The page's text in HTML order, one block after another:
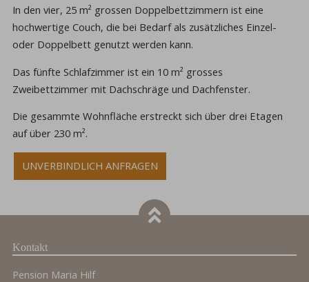
In den vier, 25 m² grossen Doppelbettzimmern ist eine
hochwertige Couch, die bei Bedarf als zusätzliches Einzel-
oder Doppelbett genutzt werden kann.
Das fünfte Schlafzimmer ist ein 10 m² grosses
Zweibettzimmer mit Dachschräge und Dachfenster.
Die gesammte Wohnfläche erstreckt sich über drei Etagen
auf über 230 m².
UNVERBINDLICH ANFRAGEN
Kontakt
Pension Maria Hilf